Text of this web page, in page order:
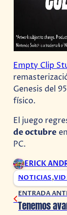
Empty Clip
Genesis del
físico.
El juego
de octubre
PC.
ERICK
NOTICIAS,
ENTRADA